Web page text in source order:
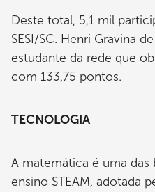
Deste total, 5,1 mil
SESI/SC. Henri Gravina
estudante da rede que
com 133,75 pontos.
TECNOLOGIA
A matemática é uma das
ensino STEAM, adotada